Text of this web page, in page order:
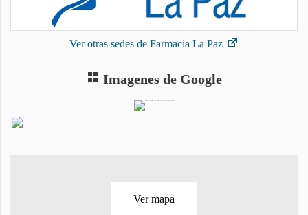
Ver otras sedes de Farmacia La Paz
Imagenes de Google
Ver mapa